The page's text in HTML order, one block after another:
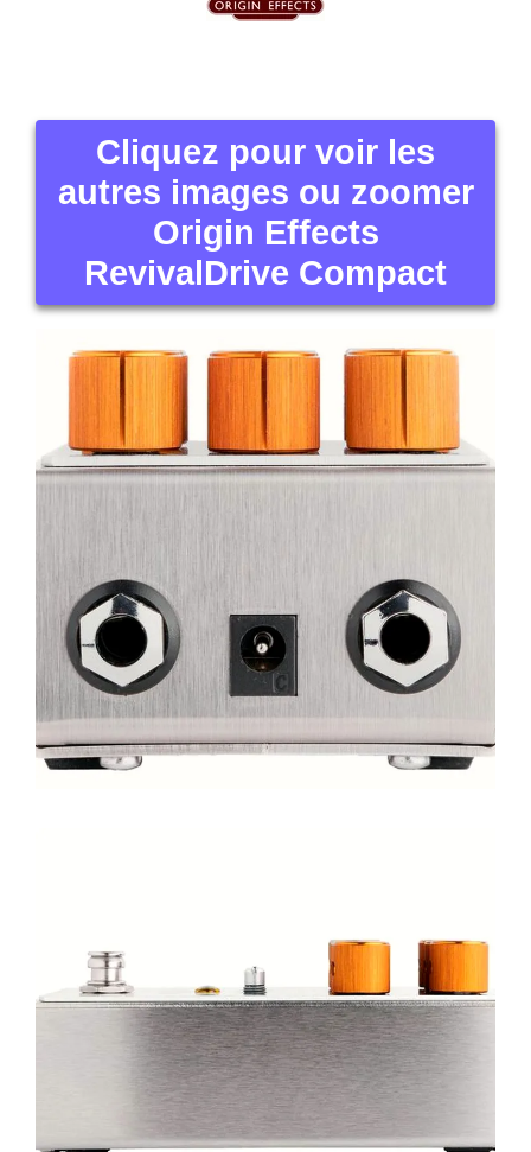
Cliquez pour voir les
autres images ou zoomer
Origin Effects
RevivalDrive Compact